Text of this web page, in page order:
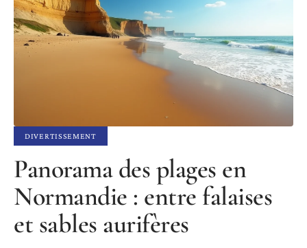
DIVERTISSEMENT
Panorama des plages en
Normandie : entre falaises
et sables aurifères